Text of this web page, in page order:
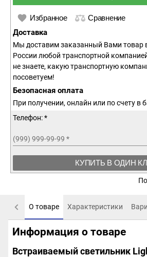
Избранное Сравнение
Доставка
Мы доставим заказанный Вами товар
России любой транспортной
не знаете, какую транспортную
посоветуем!
Безопасная оплата
При получении, онлайн или по счету в
Телефон: *
(999) 999-99-99 *
КУПИТЬ В ОДИН
О товаре Характеристики
Информация о товаре
Встраиваемый светильник